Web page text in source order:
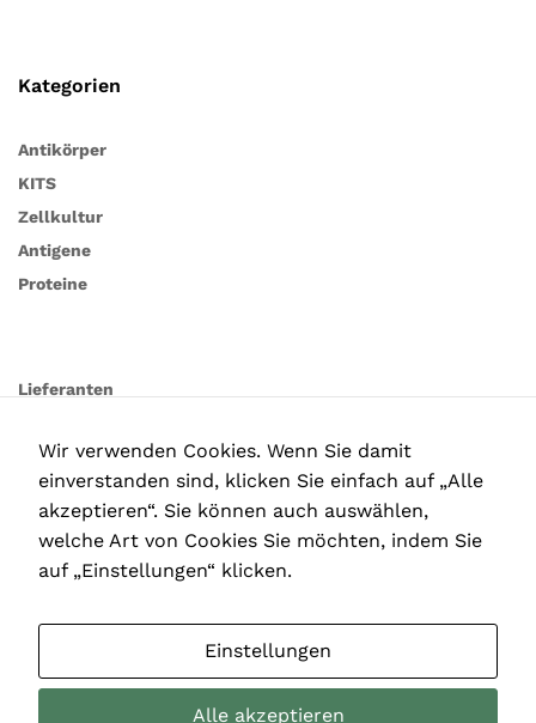
Kategorien
Antikörper
KITS
Zellkultur
Antigene
Proteine
Lieferanten
Wir verwenden Cookies. Wenn Sie damit
einverstanden sind, klicken Sie einfach auf „Alle
akzeptieren“. Sie können auch auswählen,
welche Art von Cookies Sie möchten, indem Sie
auf „Einstellungen“ klicken.
Einstellungen
Alle akzeptieren